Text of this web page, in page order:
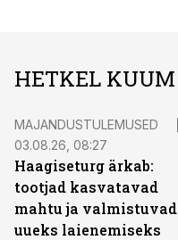
HETKEL KUUM
MAJANDUSTULEMUSED
03.08.26, 08:27
Haagiseturg ärkab:
tootjad kasvatavad
mahtu ja valmistuvad
uueks laienemiseks